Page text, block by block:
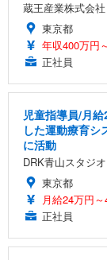
蔵王産業株式会社
東京都
年収400万円
正社員
児童指導員/月
した運動療育シ
に活動
DRK青山スタジオ
東京都
月給24万円
正社員